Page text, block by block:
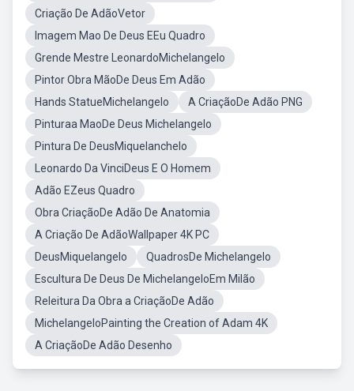
Criação De AdãoVetor
Imagem Mao De Deus EEu Quadro
Grende Mestre LeonardoMichelangelo
Pintor Obra MãoDe Deus Em Adão
Hands StatueMichelangelo
A CriaçãoDe Adão PNG
Pinturaa MaoDe Deus Michelangelo
Pintura De DeusMiquelanchelo
Leonardo Da VinciDeus E O Homem
Adão EZeus Quadro
Obra CriaçãoDe Adão De Anatomia
A Criação De AdãoWallpaper 4K PC
DeusMiquelangelo
QuadrosDe Michelangelo
Escultura De Deus De MichelangeloEm Milão
Releitura Da Obra a CriaçãoDe Adão
MichelangeloPainting the Creation of Adam 4K
A CriaçãoDe Adão Desenho